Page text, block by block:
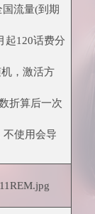
流量(到期
起120话费分
，激活方
折算后一次
不使用会导